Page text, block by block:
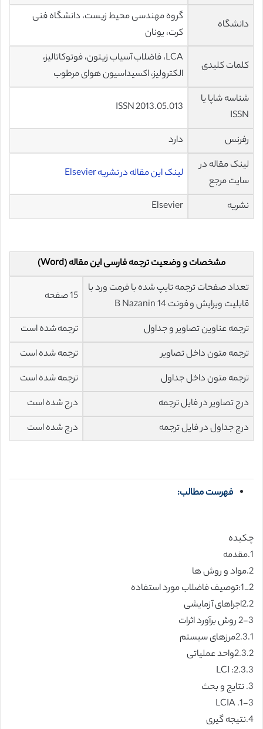
دانشگاه
گروه مهندسی محیط زیست، دانشگاه فنی
کرت، یونان
کلمات کلیدی
LCA، فاضلاب آسیاب زیتون، فوتوکاتالیز،
الکترولیز، اکسیداسیون هوای مرطوب
شناسه شاپا یا
ISSN
ISSN 2013.05.013
رفرنس
دارد
لینک مقاله در
سایت مرجع
لینک این مقاله در نشریه Elsevier
نشریه Elsevier
مشخصات و وضعیت ترجمه فارسی این مقاله (Word)
تعداد صفحات ترجمه تایپ شده با فرمت ورد با
قابلیت ویرایش و فونت 14 B Nazanin
15 صفحه
ترجمه عناوین تصاویر و جداول
ترجمه شده است
ترجمه متون داخل تصاویر
ترجمه شده است
ترجمه متون داخل جداول
ترجمه شده است
درج تصاویر در فایل ترجمه
درج شده است
درج جداول در فایل ترجمه
درج شده است
فهرست مطالب:
چکیده
1.مقدمه
2.مواد و روش ها
2_1:توصيف فاضلاب مورد استفاده
2.2اجراهاى آزمايشى
2-3 روش برآورد اثرات
2.3.1مرزهاى سيستم
2.3.2واحد عملياتى
2.3.3: LCI
3. نتايج و بحث
LCIA .1-3
4.نتيجه گيرى